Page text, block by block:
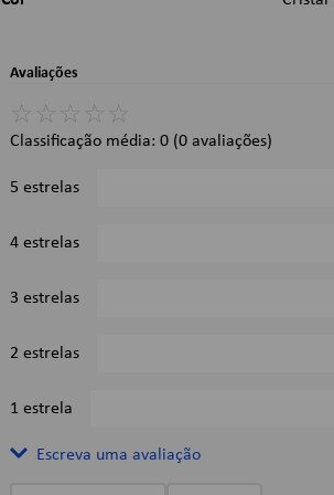
Avaliações
☆ ☆ ☆ ☆ ☆
Classificação média: 0 (0 avaliações)
5 estrelas
4 estrelas
3 estrelas
2 estrelas
1 estrela
Escreva uma avaliação